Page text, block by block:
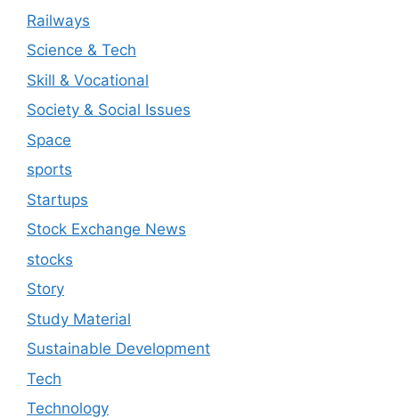
Railways
Science & Tech
Skill & Vocational
Society & Social Issues
Space
sports
Startups
Stock Exchange News
stocks
Story
Study Material
Sustainable Development
Tech
Technology